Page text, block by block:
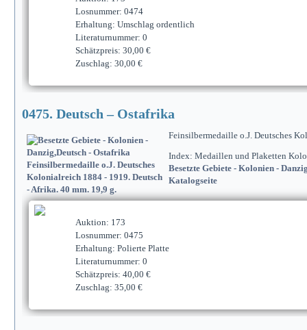
Losnummer: 0474
Erhaltung: Umschlag ordentlich
Literaturnummer: 0
Schätzpreis: 30,00 €
Zuschlag: 30,00 €
0475. Deutsch – Ostafrika
Feinsilbermedaille o.J. Deutsches
Index: Medaillen und Plaketten
Besetzte Gebiete - Kolonien -
Katalogseite
Auktion: 173
Losnummer: 0475
Erhaltung: Polierte Platte
Literaturnummer: 0
Schätzpreis: 40,00 €
Zuschlag: 35,00 €